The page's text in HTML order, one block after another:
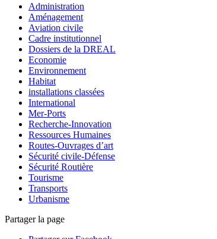
Administration
Aménagement
Aviation civile
Cadre institutionnel
Dossiers de la DREAL
Economie
Environnement
Habitat
installations classées
International
Mer-Ports
Recherche-Innovation
Ressources Humaines
Routes-Ouvrages d’art
Sécurité civile-Défense
Sécurité Routière
Tourisme
Transports
Urbanisme
Partager la page